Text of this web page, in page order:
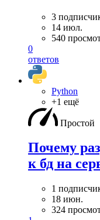
3
14 июл.
540
0
ответов
Python
+1 ещё
Простой
Почему
к бд на
1
18 июн.
324